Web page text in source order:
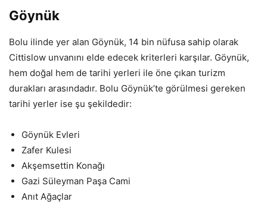
Göynük
Bolu ilinde yer alan Göynük, 14 bin nüfusa sahip olarak
Cittislow unvanını elde edecek kriterleri karşılar. Göynük,
hem doğal hem de tarihi yerleri ile öne çıkan turizm
durakları arasındadır. Bolu Göynük’te görülmesi gereken
tarihi yerler ise şu şekildedir:
Göynük Evleri
Zafer Kulesi
Akşemsettin Konağı
Gazi Süleyman Paşa Cami
Anıt Ağaçlar